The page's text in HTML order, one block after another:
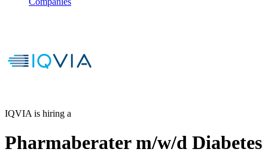
IQVIA is hiring a
Pharmaberater m/w/d Diabetes